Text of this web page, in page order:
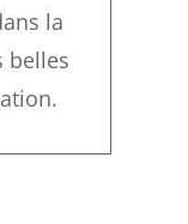
la
belles